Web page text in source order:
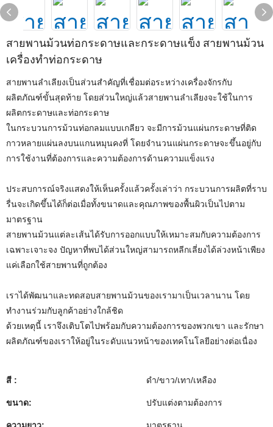
สายพานม้วนท่อกระดาษและกระดาษแข็ง สายพานม้วน
เครื่องทำท่อกระดาษ
สายพานลำเลียงเป็นส่วนสำคัญที่เชื่อมต่อระหว่างเครื่องจักรกับ
ผลิตภัณฑ์ขั้นสุดท้าย โดยส่วนใหญ่แล้วสายพานลำเลียงจะใช้ในการ
ผลิตกระดาษและท่อกระดาษ
ในกระบวนการม้วนท่อกลมแบบเกลียว จะมีการม้วนแผ่นกระดาษที่ติด
กาวหลายแผ่นลงบนแกนหมุนคงที่ โดยจำนวนแผ่นกระดาษจะขึ้นอยู่กับ
การใช้งานที่ต้องการและความต้องการด้านความแข็งแรง
ประสบการณ์จริงแสดงให้เห็นครั้งแล้วครั้งเล่าว่า กระบวนการผลิตที่ราบ
รื่นจะเกิดขึ้นได้ก็ต่อเมื่อทั้งขนาดและคุณภาพของพื้นผิวเป็นไปตาม
มาตรฐาน
สายพานม้วนแต่ละเส้นได้รับการออกแบบให้เหมาะสมกับความต้องการ
เฉพาะเจาะจง ปัญหาที่พบได้ส่วนใหญ่สามารถหลีกเลี่ยงได้ล่วงหน้าเพียง
แค่เลือกใช้สายพานที่ถูกต้อง
เราได้พัฒนาและทดสอบสายพานม้วนของเรามาเป็นเวลานาน โดย
ทำงานร่วมกับลูกค้าอย่างใกล้ชิด
ด้วยเหตุนี้ เราจึงเติบโตไปพร้อมกับความต้องการของพวกเขา และรักษา
ผลิตภัณฑ์ของเราให้อยู่ในระดับแนวหน้าของเทคโนโลยีอย่างต่อเนื่อง
สี : ดำ/ขาว/เทา/เหลือง
ขนาด: ปรับแต่งตามต้องการ